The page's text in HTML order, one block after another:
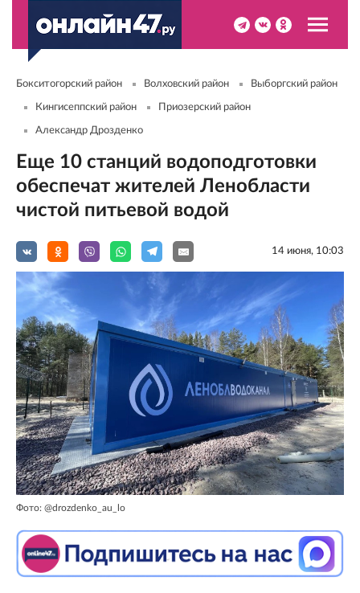
Бокситогорский район Волховский район Выборгский район
Кингисеппский район Приозерский район
Александр Дрозденко
Еще 10 станций водоподготовки
обеспечат жителей Ленобласти
чистой питьевой водой
14 июня, 10:03
Фото: @drozdenko_au_lo